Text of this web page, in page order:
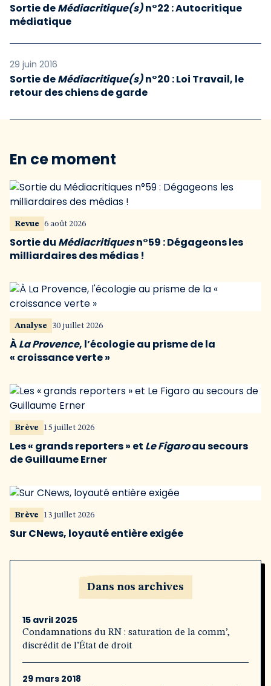
Sortie deMédiacritique(s)n°22 : Autocritique
médiatique
29 juin 2016
Sortie deMédiacritique(s)n°20 : Loi Travail, le
retour des chiens de garde
En ce moment
Revue 6 août 2026
Sortie du Médiacritiquesn°59 : Dégageons les
milliardaires des médias !
Analyse 30 juillet 2026
ÀLa Provence, l’écologie au prisme de la
« croissance verte »
Brève 15 juillet 2026
Les « grands reporters » et Le Figaroau secours
de Guillaume Erner
Brève 13 juillet 2026
Sur CNews, loyauté entière exigée
Dans nos archives
15 avril 2025
Condamnations du RN : saturation de la comm’,
discrédit de l’État de droit
29 mars 2018